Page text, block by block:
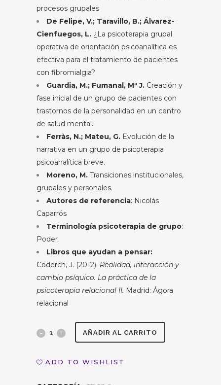
procesos grupales
De Felipe, V.; Taravillo, B.; Álvarez-
Cienfuegos, L. ¿La psicoterapia grupal
operativa de orientación psicoanalítica es
efectiva para el tratamiento de pacientes
con fibromialgia?
Guardia, M.; Fumanal, Mª J. Creación y
fase inicial de un grupo de pacientes con
trastornos de la personalidad en un centro
de salud mental.
Ferràs, N.; Mateu, G. Evolución de la
narrativa en un grupo de psicoterapia
psicoanalítica breve.
Moreno, M. Transiciones institucionales,
grupales y personales.
Autores de referencia: Nicolás
Caparrós
Terminología psicoterapia de grupo:
Poder
Libros que ayudan a pensar:
Coderch, J. (2012). Realidad, interacción y
cambio psíquico. La práctica de la
psicoterapia relacional II. Madrid: Ágora
relacional
PSICOTERAPIAAÑADIR AL CARRITO
ADD TO WISHLIST